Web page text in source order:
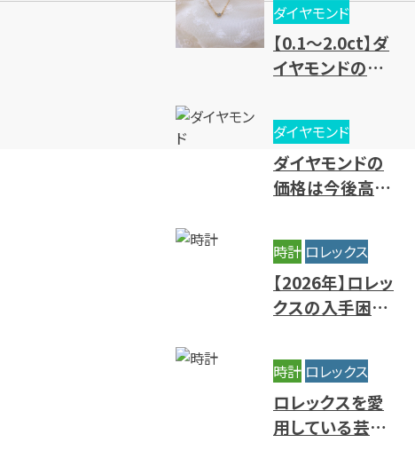
ダイヤモンド
【0.1～2.0ct】ダ
イヤモンドの買
値基準と売却時
のポイントとは？
ダイヤモンド
ダイヤモンドの
価格は今後高騰
値上がりの背景
時計 ロレックス
【2026年】ロレッ
クスの入手困難
えないレアモデ
ルの特徴
時計 ロレックス
ロレックスを愛
用している芸能